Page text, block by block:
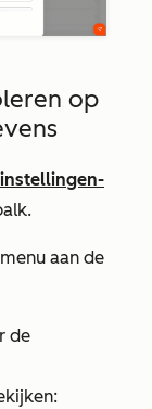
op
instellingen-
aan de
de